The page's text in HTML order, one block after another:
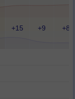
+15 +9 +8